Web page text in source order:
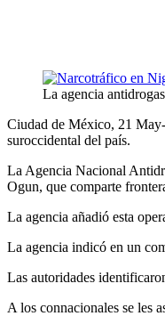
La agencia
Ciudad de México, 21
suroccidental del país.
La Agencia Nacional
Ogun, que comparte
La agencia añadió esta
La agencia indicó en un
Las autoridades
A los connacionales se les